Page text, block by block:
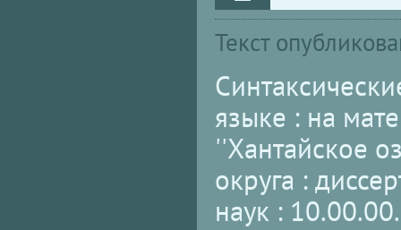
Текст
языке : на
''Хантайское
округа :
наук :